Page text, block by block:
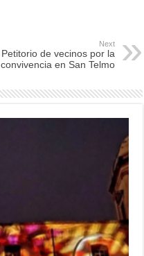
Next
Petitorio de vecinos por la
convivencia en San Telmo